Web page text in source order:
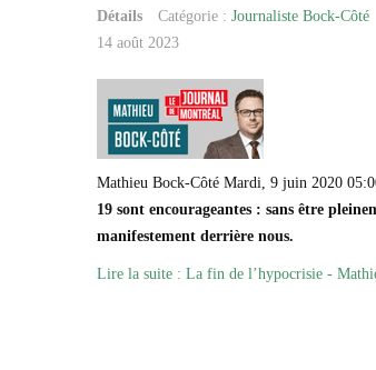
Détails Catégorie : Journaliste Bock-Côté
14 août 2023
Mathieu Bock-Côté Mardi, 9 juin 2020
19 sont encourageantes : sans être
manifestement derrière nous.
Lire la suite : La fin de l’hypocrisie -